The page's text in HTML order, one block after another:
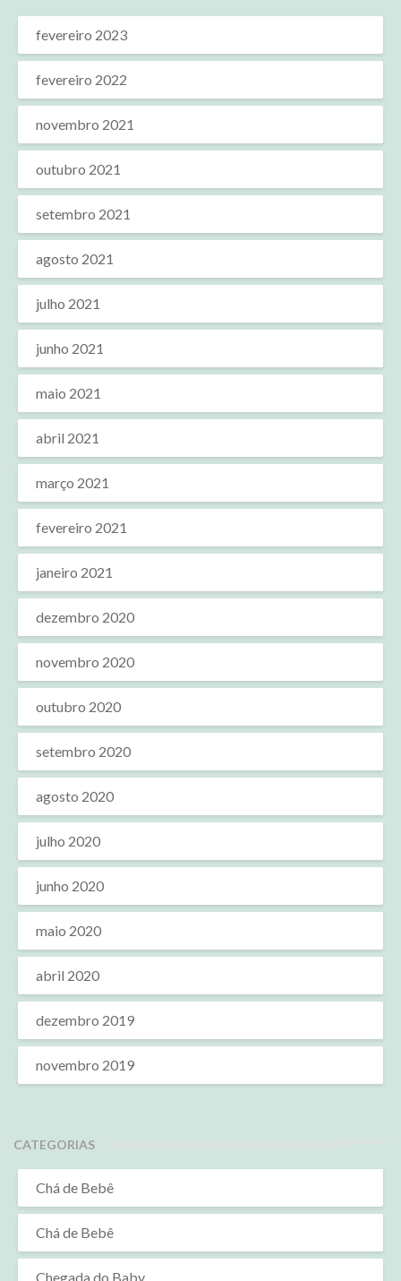
fevereiro 2023
fevereiro 2022
novembro 2021
outubro 2021
setembro 2021
agosto 2021
julho 2021
junho 2021
maio 2021
abril 2021
março 2021
fevereiro 2021
janeiro 2021
dezembro 2020
novembro 2020
outubro 2020
setembro 2020
agosto 2020
julho 2020
junho 2020
maio 2020
abril 2020
dezembro 2019
novembro 2019
CATEGORIAS
Chá de Bebê
Chá de Bebê
Chegada do Baby